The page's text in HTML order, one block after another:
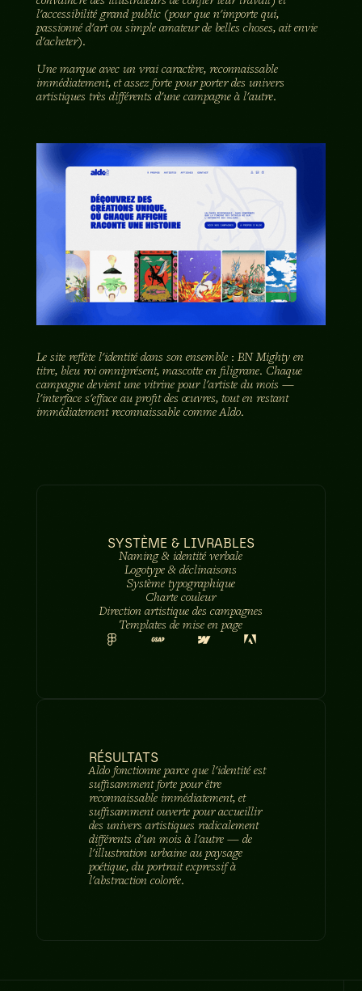
l'accessibilité grand public (pour que n'importe qui,
passionné d'art ou simple amateur de belles choses, ait envie
d'acheter).
Une marque avec un vrai caractère, reconnaissable
immédiatement, et assez forte pour porter des univers
artistiques très différents d'une campagne à l'autre.
Le site reflète l'identité dans son ensemble : BN Mighty en
titre, bleu roi omniprésent, mascotte en filigrane. Chaque
campagne devient une vitrine pour l'artiste du mois —
l'interface s'efface au profit des œuvres, tout en restant
immédiatement reconnaissable comme Aldo.
SYSTÈME & LIVRABLES
Naming & identité verbale
Logotype & déclinaisons
Système typographique
Charte couleur
Direction artistique des campagnes
Templates de mise en page
RÉSULTATS
Aldo fonctionne parce que l'identité est
suffisamment forte pour être
reconnaissable immédiatement, et
suffisamment ouverte pour accueillir
des univers artistiques radicalement
différents d'un mois à l'autre — de
l'illustration urbaine au paysage
poétique, du portrait expressif à
l'abstraction colorée.